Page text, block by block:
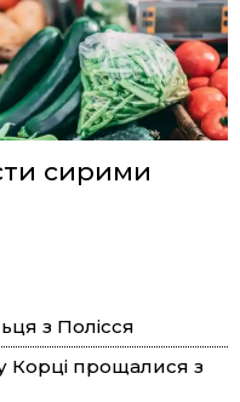
сирими
з Полісся
Корці прощалися з